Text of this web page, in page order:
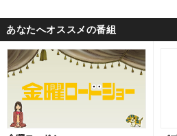
あなたへオススメの番組